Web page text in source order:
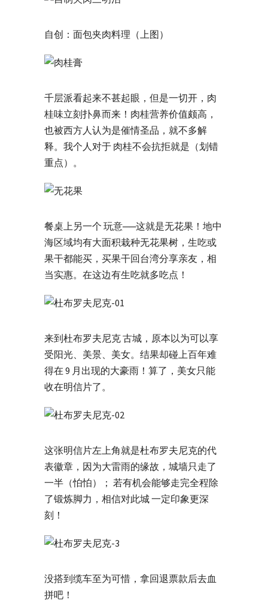
自创：面包夹肉料理（上图）
千层派看起来不甚起眼，但是一切开，肉
桂味立刻扑鼻而来！肉桂营养价值颇高，
也被西方人认为是催情圣品，就不多解
释。我个人对于 肉桂不会抗拒就是（划错
重点）。
餐桌上另一个 玩意──这就是无花果！地中
海区域均有大面积栽种无花果树，生吃或
果干都能买，买果干回台湾分享亲友，相
当实惠。在这边有生吃就多吃点！
来到杜布罗夫尼克 古城，原本以为可以享
受阳光、美景、美女。结果却碰上百年难
得在 9 月出现的大豪雨！算了，美女只能
收在明信片了。
这张明信片左上角就是杜布罗夫尼克的代
表徽章，因为大雷雨的缘故，城墙只走了
一半（怕怕）； 若有机会能够走完全程除
了锻炼脚力，相信对此城 一定印象更深
刻！
没搭到缆车至为可惜，拿回退票款后去血
拼吧！